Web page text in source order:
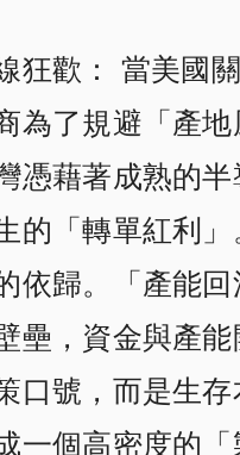
狂歡： 當美國
為了規避「產
憑藉著成熟的
的「轉單紅利
依歸。「產能
壘，資金與產
口號，而是生
一個高密度的